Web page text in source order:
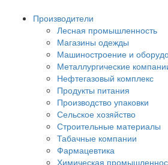
Производители
Лесная промышленность
Магазины одежды
Машиностроение и
Металлургические
Нефтегазовый комплекс
Продукты питания
Производство упаковки
Сельское хозяйство
Строительные материалы
Табачные компании
Фармацевтика
Химическая